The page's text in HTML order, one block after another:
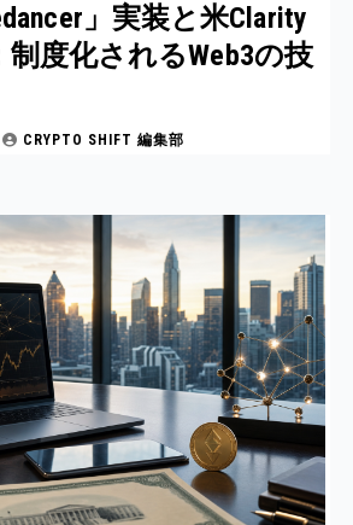
」実装と米Clarity
度化されるWeb3の技
CRYPTO SHIFT 編集部